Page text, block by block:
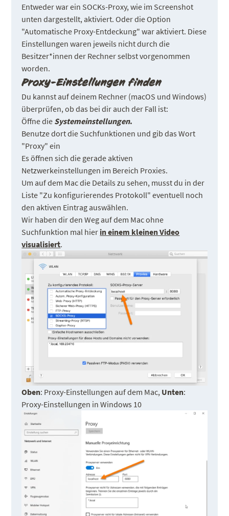
Entweder war ein SOCKs-Proxy, wie im Screenshot
unten dargestellt, aktiviert. Oder die Option
"Automatische Proxy-Entdeckung" war aktiviert. Diese
Einstellungen waren jeweils nicht durch die
Besitzer*innen der Rechner selbst vorgenommen
worden.
Proxy-Einstellungen finden
Du kannst auf deinem Rechner (macOS und Windows)
überprüfen, ob das bei dir auch der Fall ist:
Öffne die Systemeinstellungen.
Benutze dort die Suchfunktionen und gib das Wort
"Proxy" ein
Es öffnen sich die gerade aktiven
Netzwerkeinstellungen im Bereich Proxies.
Um auf dem Mac die Details zu sehen, musst du in der
Liste "Zu konfigurierendes Protokoll" eventuell noch
den aktiven Eintrag auswählen.
Wir haben dir den Weg auf dem Mac ohne
Suchfunktion mal hier in einem kleinen Video
visualisiert.
Oben: Proxy-Einstellungen auf dem Mac, Unten:
Proxy-Einstellungen in Windows 10